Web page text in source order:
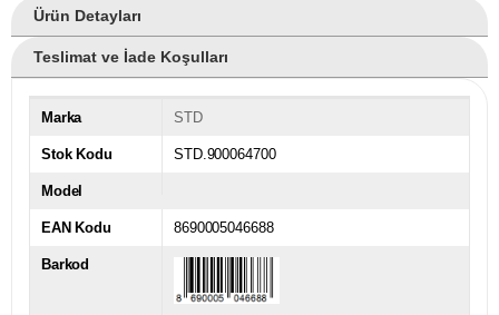
Ürün Detayları
Teslimat ve İade Koşulları
Marka STD
Stok Kodu STD.900064700
Model
EAN Kodu 8690005046688
Barkod